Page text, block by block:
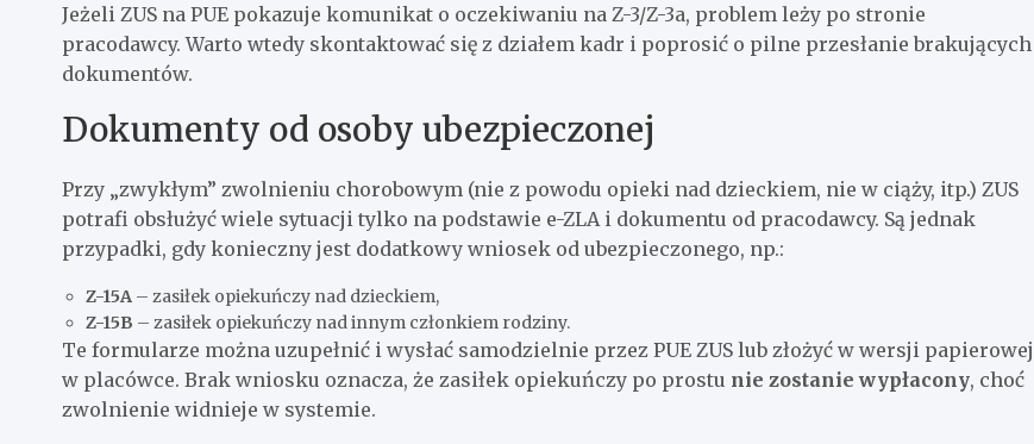
Jeżeli ZUS na PUE pokazuje komunikat o oczekiwaniu na Z-3/Z-3a, problem leży po stronie
pracodawcy. Warto wtedy skontaktować się z działem kadr i poprosić o pilne przesłanie brakujących
dokumentów.
Dokumenty od osoby ubezpieczonej
Przy „zwykłym” zwolnieniu chorobowym (nie z powodu opieki nad dzieckiem, nie w ciąży, itp.) ZUS
potrafi obsłużyć wiele sytuacji tylko na podstawie e-ZLA i dokumentu od pracodawcy. Są jednak
przypadki, gdy konieczny jest dodatkowy wniosek od ubezpieczonego, np.:
Z-15A – zasiłek opiekuńczy nad dzieckiem,
Z-15B – zasiłek opiekuńczy nad innym członkiem rodziny.
Te formularze można uzupełnić i wysłać samodzielnie przez PUE ZUS lub złożyć w wersji papierowej
w placówce. Brak wniosku oznacza, że zasiłek opiekuńczy po prostu nie zostanie wypłacony, choć
zwolnienie widnieje w systemie.